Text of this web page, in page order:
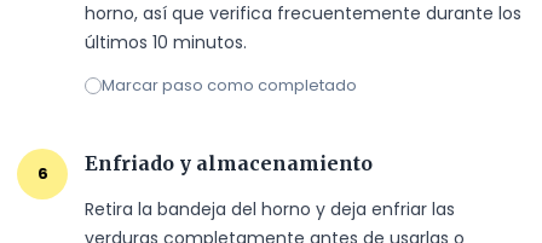
horno, así que verifica frecuentemente durante los
últimos 10 minutos.
Marcar paso como completado
6
Enfriado y almacenamiento
Retira la bandeja del horno y deja enfriar las